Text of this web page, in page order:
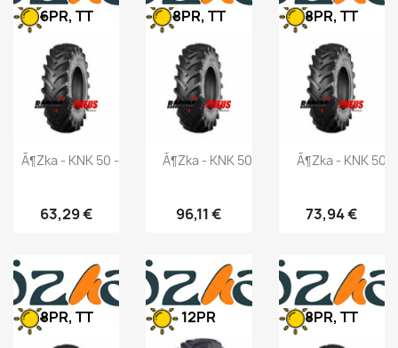
6PR, TT
Ã¶zka - KNK 50 - 6.50/80-15 96A6
63,29 €
8PR, TT
Ã¶zka - KNK 50 - 7.50-16 103A6
96,11 €
8PR, TT
Ã¶zka - KNK 50
73,94 €
8PR, TT 12PR 8PR, TT